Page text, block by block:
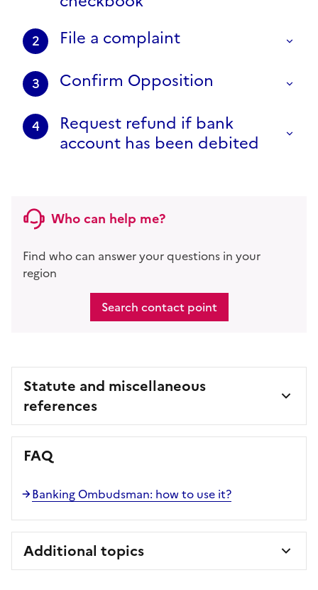
2 File a complaint
3 Confirm Opposition
4
Request refund if bank
account has been debited
Who can help me?
Find who can answer your questions in your
region
Search contact point
Statute and miscellaneous
references
FAQ
Banking Ombudsman: how to use it?
Additional topics